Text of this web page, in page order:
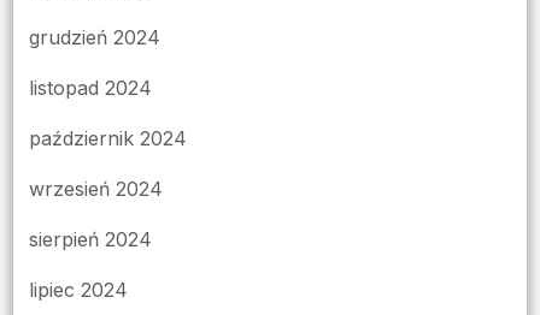
grudzień 2024
listopad 2024
październik 2024
wrzesień 2024
sierpień 2024
lipiec 2024